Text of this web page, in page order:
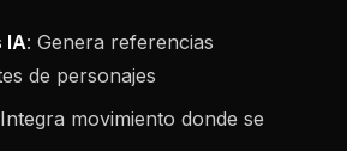
IA: Genera referencias
de personajes
movimiento donde se